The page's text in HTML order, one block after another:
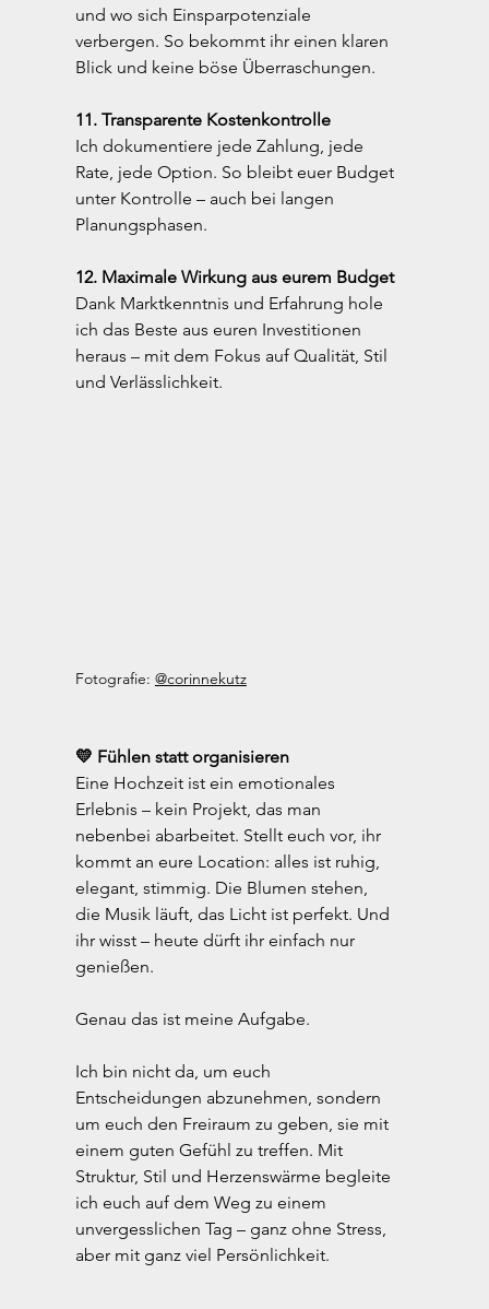
und wo sich Einsparpotenziale
verbergen. So bekommt ihr einen klaren
Blick und keine böse Überraschungen.
11. Transparente Kostenkontrolle
Ich dokumentiere jede Zahlung, jede
Rate, jede Option. So bleibt euer Budget
unter Kontrolle – auch bei langen
Planungsphasen.
12. Maximale Wirkung aus eurem Budget
Dank Marktkenntnis und Erfahrung hole
ich das Beste aus euren Investitionen
heraus – mit dem Fokus auf Qualität, Stil
und Verlässlichkeit.
Fotografie: @corinnekutz
💛 Fühlen statt organisieren
Eine Hochzeit ist ein emotionales
Erlebnis – kein Projekt, das man
nebenbei abarbeitet. Stellt euch vor, ihr
kommt an eure Location: alles ist ruhig,
elegant, stimmig. Die Blumen stehen,
die Musik läuft, das Licht ist perfekt. Und
ihr wisst – heute dürft ihr einfach nur
genießen.
Genau das ist meine Aufgabe.
Ich bin nicht da, um euch
Entscheidungen abzunehmen, sondern
um euch den Freiraum zu geben, sie mit
einem guten Gefühl zu treffen. Mit
Struktur, Stil und Herzenswärme begleite
ich euch auf dem Weg zu einem
unvergesslichen Tag – ganz ohne Stress,
aber mit ganz viel Persönlichkeit.